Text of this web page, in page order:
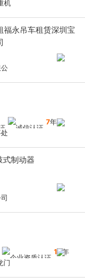
机
福永吊车租赁深圳宝
7年
式制动器
10年
门